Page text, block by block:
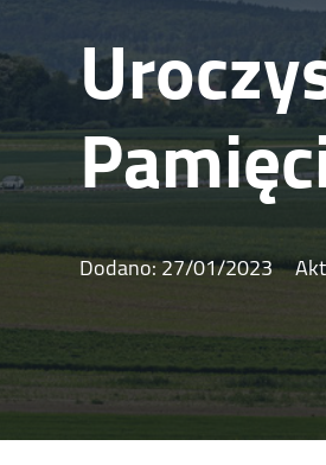
Dodano:27/01/2023